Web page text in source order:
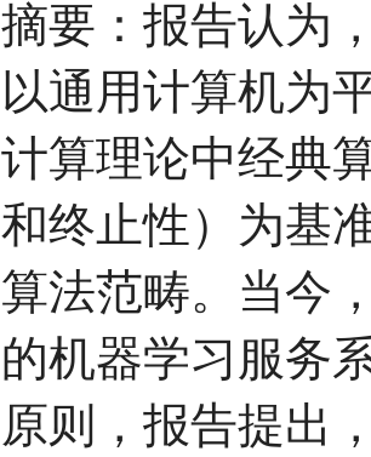
摘要：报告认为
以通用计算机为
计算理论中经典
和终止性）为基
算法范畴。当今
的机器学习服务
原则，报告提出